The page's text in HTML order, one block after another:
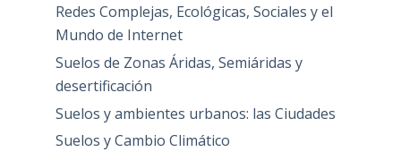
Redes Complejas, Ecológicas, Sociales y el
Mundo de Internet
Suelos de Zonas Áridas, Semiáridas y
desertificación
Suelos y ambientes urbanos: las Ciudades
Suelos y Cambio Climático